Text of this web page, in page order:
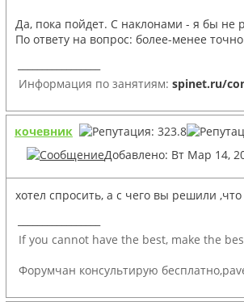
Да, пока пойдет. С наклонами - я бы не
По ответу на вопрос: более-менее
Информация по занятиям: spinet.ru/
кочевник
Добавлено: Вт Мар 14,
хотел спросить, а с чего вы решили
If you cannot have the best, make the
Форумчан консультирую